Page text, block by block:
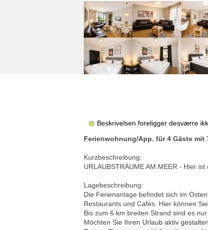
Beskrivelsen foreligger desværre
Ferienwohnung/App. für 4 Gäste mit
Kurzbeschreibung:
URLAUBSTRÄUME AM MEER - Hier
Lagebeschreibung:
Die Ferienanlage befindet sich im
Restaurants und Cafés. Hier können
Bis zum 6 km breiten Strand sind es
Möchten Sie Ihren Urlaub aktiv